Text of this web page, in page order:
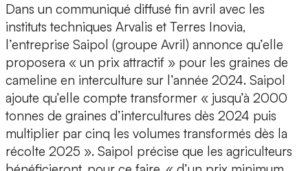
Dans un communiqué diffusé fin avril avec les
instituts techniques Arvalis et Terres Inovia,
l’entreprise Saipol (groupe Avril) annonce qu’elle
proposera « un prix attractif » pour les graines de
cameline en interculture sur l’année 2024. Saipol
ajoute qu’elle compte transformer « jusqu’à 2000
tonnes de graines d’intercultures dès 2024 puis
multiplier par cinq les volumes transformés dès la
récolte 2025 ». Saipol précise que les agriculteurs